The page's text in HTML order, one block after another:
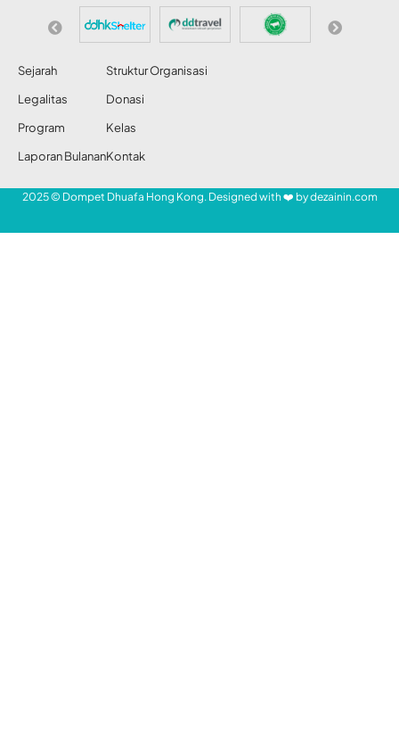
Sejarah
Legalitas
Program
Laporan Bulanan
Struktur Organisasi
Donasi
Kelas
Kontak
2025 © Dompet Dhuafa Hong Kong. Designed with ❤️ bydezainin.com